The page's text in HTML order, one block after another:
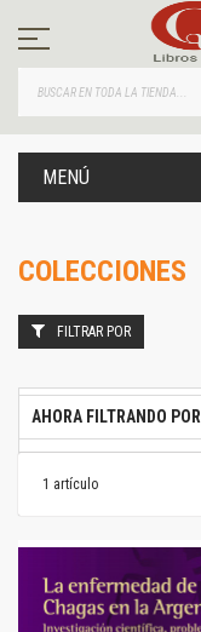
contenido
MENÚ
COLECCIONES
1 artículo
FILTRAR POR
AHORA FILTRANDO POR